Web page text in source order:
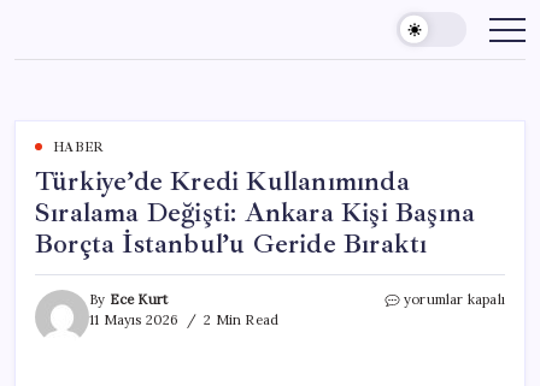
content
HABER
Türkiye’de Kredi Kullanımında
Sıralama Değişti: Ankara Kişi Başına
Borçta İstanbul’u Geride Bıraktı
By Ece Kurt
11 Mayıs 2026
2 Min Read
Türkiye’de
yorumlar kapalı